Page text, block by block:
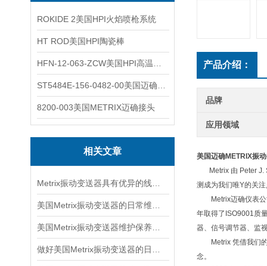
ROKIDE 2美国HPI火焰喷枪系统
HT ROD美国HPI陶瓷棒
8200-003美国METRIX迈确接头
相关文章
产品介绍：
品牌
应用领域
美国迈确METRIX振
Metrix 由 Peter J.
测成为我们唯Y的关
Metrix迈确仪表公
年取得了ISO9001质
器、信号调节器、监
Metrix 凭借我们的
念。